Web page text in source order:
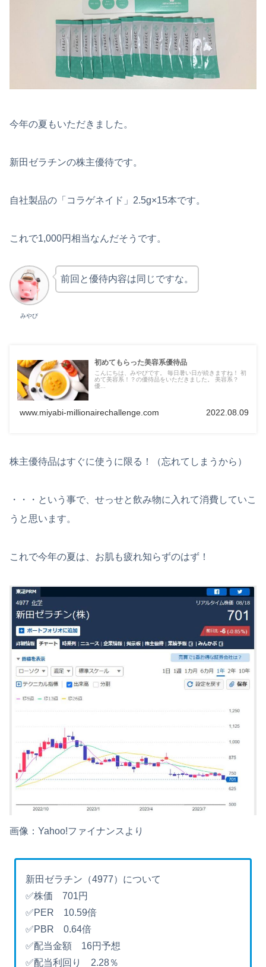
今年の夏もいただきました。
新田ゼラチンの株主優待です。
自社製品の「コラゲネイド」2.5g×15本です。
これで1,000円相当なんだそうです。
みやび
前回と優待内容は同じですな。
初めてもらった美容系優待品
こんにちは、みやびです。 毎日暑い日が続きますね！ 初
めて美容系！？の優待品をいただきました。 美容系？
優...
www.miyabi-millionairechallenge.com 2022.08.09
株主優待品はすぐに使うに限る！（忘れてしまうから）
・・・という事で、せっせと飲み物に入れて消費していこ
うと思います。
これで今年の夏は、お肌も疲れ知らずのはず！
画像：Yahoo!ファイナンスより
新田ゼラチン（4977）について
✅株価 701円
✅PER 10.59倍
✅PBR 0.64倍
✅配当金額 16円予想
✅配当利回り 2.28％